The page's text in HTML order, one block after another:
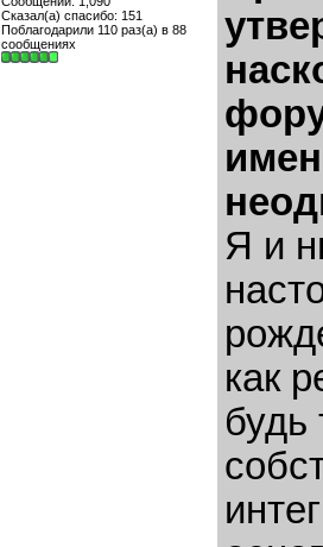
Сказал(а) спасибо: 151
Поблагодарили 110 раз(а) в 88
сообщениях
Я и
как